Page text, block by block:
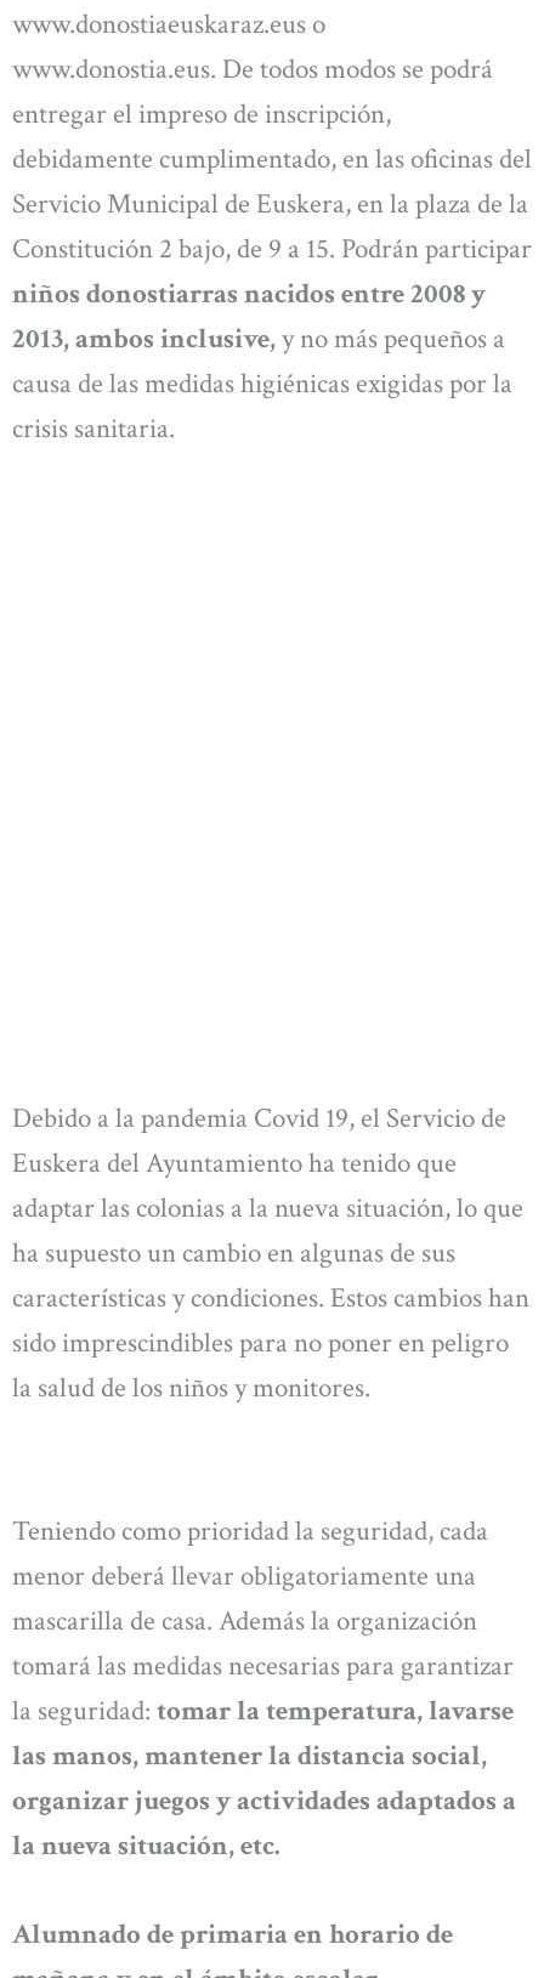
www.donostiaeuskaraz.eus o
www.donostia.eus. De todos modos se podrá
entregar el impreso de inscripción,
debidamente cumplimentado, en las oficinas del
Servicio Municipal de Euskera, en la plaza de la
Constitución 2 bajo, de 9 a 15. Podrán participar
niños donostiarras nacidos entre 2008 y
2013, ambos inclusive,y no más pequeños a
causa de las medidas higiénicas exigidas por la
crisis sanitaria.
Debido a la pandemia Covid 19, el Servicio de
Euskera del Ayuntamiento ha tenido que
adaptar las colonias a la nueva situación, lo que
ha supuesto un cambio en algunas de sus
características y condiciones. Estos cambios han
sido imprescindibles para no poner en peligro
la salud de los niños y monitores.
Teniendo como prioridad la seguridad, cada
menor deberá llevar obligatoriamente una
mascarilla de casa. Además la organización
tomará las medidas necesarias para garantizar
la seguridad: tomar la temperatura, lavarse
las manos, mantener la distancia social,
organizar juegos y actividades adaptados a
la nueva situación, etc.
Alumnado de primaria en horario de